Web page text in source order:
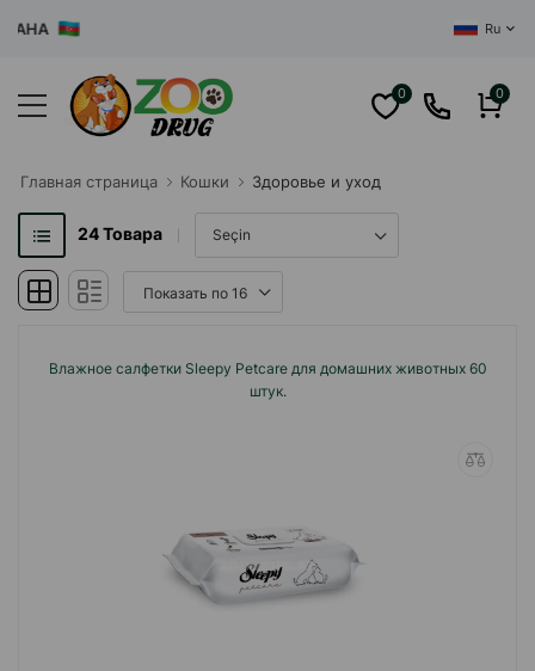
Ru
0 0
Главная cтраница Кошки Здоровье и уход
24Товара
Влажное салфетки Sleepy Petcare для домашних животных 60
штук.